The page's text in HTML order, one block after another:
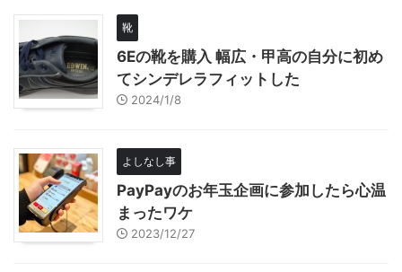
靴
6Eの靴を購入 幅広・甲高の自分に初め
てシンデレラフィットした
2024/1/8
よしなし事
PayPayのお年玉企画に参加したら心温
まったワケ
2023/12/27